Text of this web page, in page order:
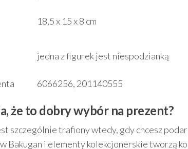
18,5 x 15 x 8 cm
jedna z figurek jest niespodzianką
6066256, 201140555
że to dobry wybór na prezent?
szczególnie trafiony wtedy, gdy chcesz
Bakugan i elementy kolekcjonerskie tworzą